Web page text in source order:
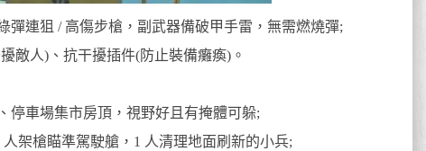
彈連狙 / 高傷步槍，副武器備破甲手雷，無需燃燒彈;
敵人)、抗干擾插件(防止裝備癱瘓)。
停車場集市房頂，視野好且有掩體可躲;
架槍瞄準駕駛艙，1 人清理地面刷新的小兵;